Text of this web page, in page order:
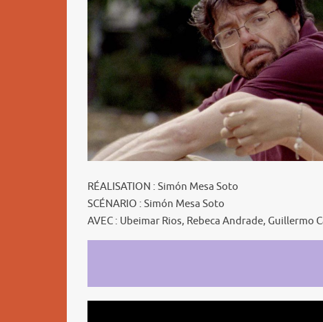
RÉALISATION : Simón Mesa Soto
SCÉNARIO : Simón Mesa Soto
AVEC : Ubeimar Rios, Rebeca Andrade, Guillermo